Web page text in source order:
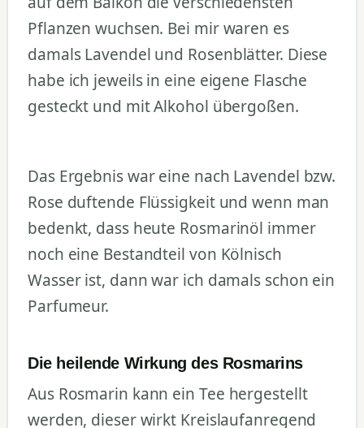
Pflanzen wuchsen. Bei mir waren es
damals Lavendel und Rosenblätter. Diese
habe ich jeweils in eine eigene Flasche
gesteckt und mit Alkohol übergoßen.
Das Ergebnis war eine nach Lavendel bzw.
Rose duftende Flüssigkeit und wenn man
bedenkt, dass heute Rosmarinöl immer
noch eine Bestandteil von Kölnisch
Wasser ist, dann war ich damals schon ein
Parfumeur.
Die heilende Wirkung des Rosmarins
Aus Rosmarin kann ein Tee hergestellt
werden, dieser wirkt Kreislaufanregend